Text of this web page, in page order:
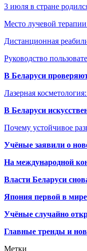
3 июля в стране
Место лучевой
Дистанционная
Руководство
В Беларуси
Лазерная
В Беларуси
Почему устойчивое
Учёные заявили о
На международной
Власти Беларуси
Япония первой в
Учёные случайно
Главные тренды и
Метки